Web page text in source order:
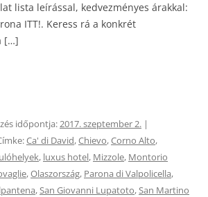
lista leírással, kedvezményes árakkal:
ITT!. Keress rá a konkrét
[…]
időpontja:2017. szeptember 2. |
Ca' di David,Chievo,Corno Alto,
, luxus hotel, Mizzole, Montorio
,Olaszország, Parona di Valpolicella,
,San Giovanni Lupatoto,San Martino